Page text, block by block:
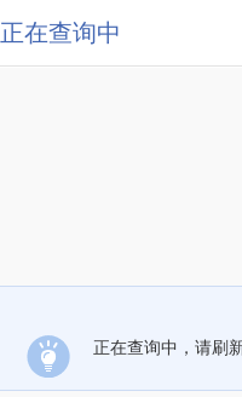
正在查询中
正在查询中，请刷